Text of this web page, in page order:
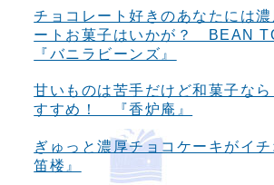
チョコレート好きのあなたには
ートお菓子はいかが？ BEAN
『バニラビーンズ』
甘いものは苦手だけど和菓子な
すすめ！ 『香炉庵』
ぎゅっと濃厚チョコケーキがイ
笛楼』